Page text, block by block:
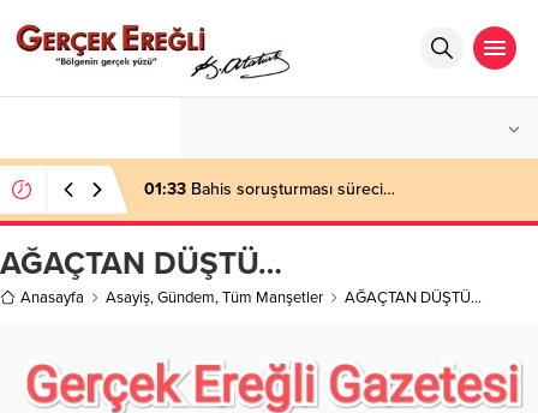
01:33 Bahis soruşturması süreci…
AĞAÇTAN DÜŞTÜ…
Anasayfa Asayiş,Gündem,Tüm Manşetler AĞAÇTAN DÜŞTÜ…